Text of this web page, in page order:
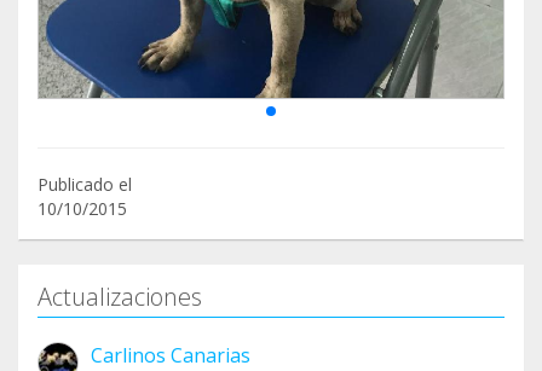
Publicado el
10/10/2015
Actualizaciones
Carlinos Canarias